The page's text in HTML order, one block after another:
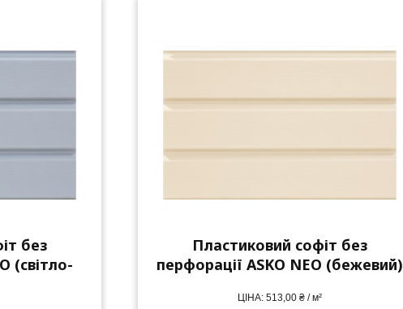
без
(світло-
Пластиковий софіт без
перфорації ASKO NEO (бежевий)
ЦІНА: 513,00 ₴ / м²